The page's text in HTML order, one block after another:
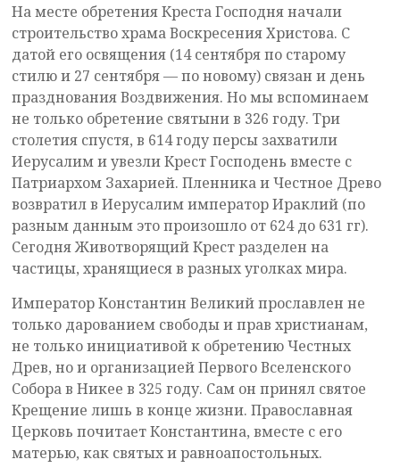
На месте обретения Креста Господня начали
строительство храма Воскресения Христова. С
датой его освящения (14 сентября по старому
стилю и 27 сентября — по новому) связан и день
празднования Воздвижения. Но мы вспоминаем
не только обретение святыни в 326 году. Три
столетия спустя, в 614 году персы захватили
Иерусалим и увезли Крест Господень вместе с
Патриархом Захарией. Пленника и Честное Древо
возвратил в Иерусалим император Ираклий (по
разным данным это произошло от 624 до 631 гг).
Сегодня Животворящий Крест разделен на
частицы, хранящиеся в разных уголках мира.
Император Константин Великий прославлен не
только дарованием свободы и прав христианам,
не только инициативой к обретению Честных
Древ, но и организацией Первого Вселенского
Собора в Никее в 325 году. Сам он принял святое
Крещение лишь в конце жизни. Православная
Церковь почитает Константина, вместе с его
матерью, как святых и равноапостольных.